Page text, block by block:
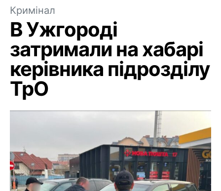
Кримінал
В Ужгороді
затримали на хабарі
керівника підрозділу
ТрО